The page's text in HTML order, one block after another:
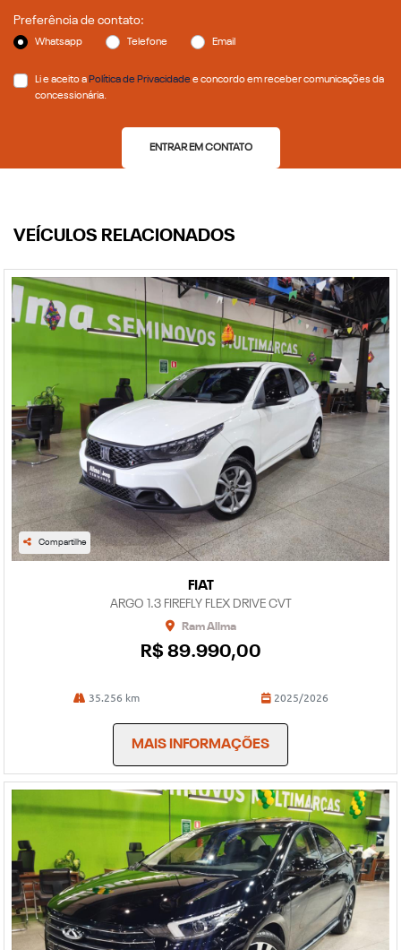
Preferência de contato:
Whatsapp Telefone Email
Li e aceito a Política de Privacidadee concordo em receber comunicações da
concessionária.
ENTRAR EM CONTATO
VEÍCULOS RELACIONADOS
Compartilhe
FIAT
ARGO 1.3 FIREFLY FLEX DRIVE CVT
Ram Allma
R$ 89.990,00
35.256 km 2025/2026
MAIS INFORMAÇÕES